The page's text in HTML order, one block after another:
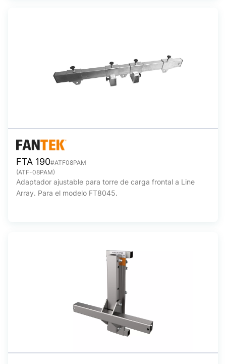
FTA 190#ATF08PAM
(ATF-08PAM)
Adaptador ajustable para torre de carga frontal a Line
Array. Para el modelo FT8045.